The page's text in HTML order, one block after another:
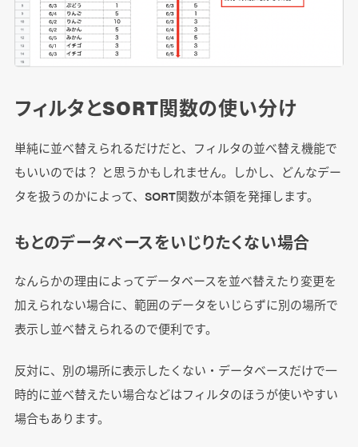
フィルタとSORT関数の使い分け
単純に並べ替えられるだけだと、フィルタの並べ替え機能で
もいいのでは？ と思うかもしれません。しかし、どんなデー
タを扱うのかによって、SORT関数が本領を発揮します。
もとのデータベースをいじりたくない場合
なんらかの理由によってデータベースを並べ替えたり変更を
加えられない場合に、範囲のデータをいじらずに別の場所で
表示し並べ替えられるので便利です。
反対に、別の場所に表示したくない・データベースだけで一
時的に並べ替えたい場合などはフィルタのほうが使いやすい
場合もあります。